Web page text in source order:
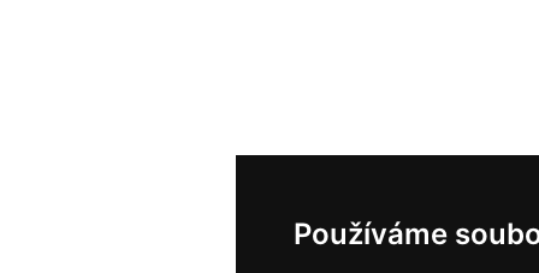
Používáme